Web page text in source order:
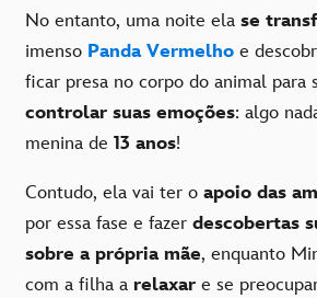
No entanto, uma noite ela se
imenso Panda Vermelho e
ficar presa no corpo do animal para
controlar suas emoções: algo
menina de 13 anos!
Contudo, ela vai ter o apoio das
por essa fase e fazer descobertas
sobre a própria mãe, enquanto
com a filha a relaxar e se